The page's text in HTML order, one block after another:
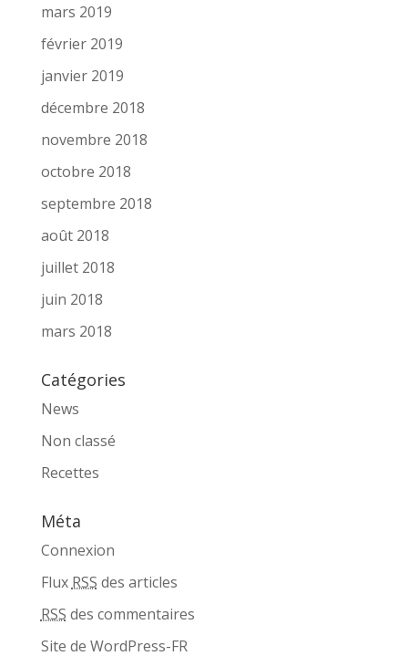
mars 2019
février 2019
janvier 2019
décembre 2018
novembre 2018
octobre 2018
septembre 2018
août 2018
juillet 2018
juin 2018
mars 2018
Catégories
News
Non classé
Recettes
Méta
Connexion
Flux RSS des articles
RSS des commentaires
Site de WordPress-FR